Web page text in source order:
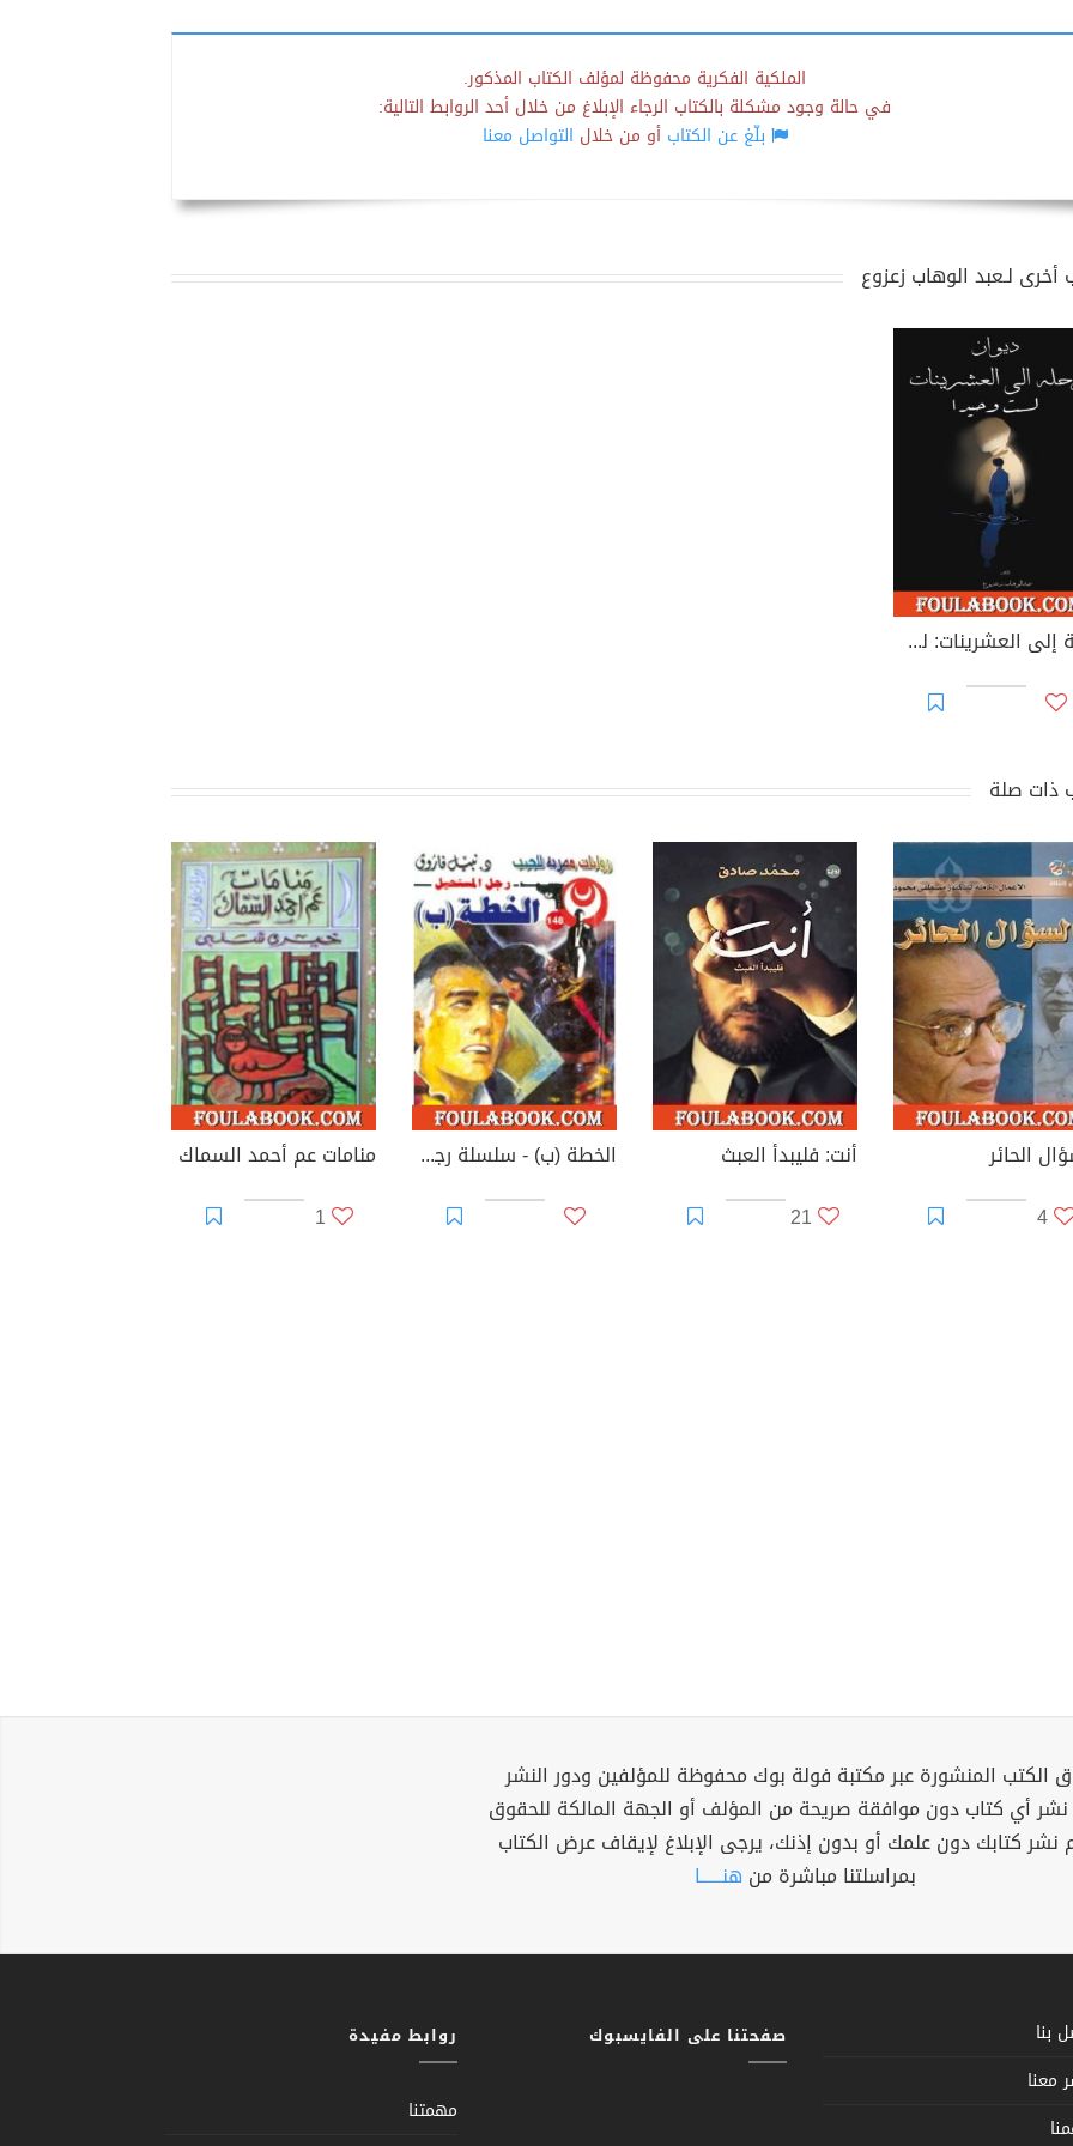
الملكية الفكرية محفوظة لمؤلف الكتاب المذكور.
في حالة وجود مشكلة بالكتاب الرجاء الإبلاغ من خلال أحد الروابط التالية:
بلّغ عن الكتابأو من خلال التواصل معنا
أخرى لـعبد الوهاب زعزوع
رحلة إلى العشرينات: لست وحيدا
ذات صلة
الحائر
4
أنت: فليبدأ العبث
21
الخطة (ب) - سلسلة رجل المستحيل
منامات عم أحمد السماك
1
الكتب المنشورة عبر مكتبة فولة بوك محفوظة للمؤلفين ودور النشر
نشر أي كتاب دون موافقة صريحة من المؤلف أو الجهة المالكة للحقوق
نشر كتابك دون علمك أو بدون إذنك، يرجى الإبلاغ لإيقاف عرض الكتاب
بمراسلتنا مباشرة من هنــــــا
بنا
معنا
صفحتنا على الفايسبوك روابط مفيدة
مهمتنا